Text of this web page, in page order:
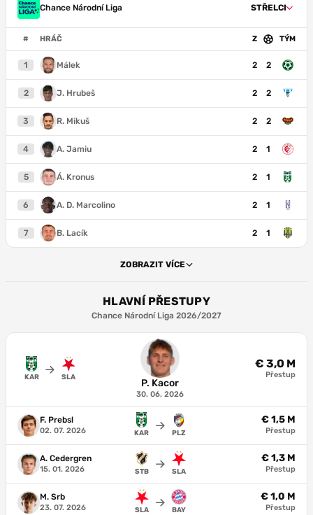
Chance Národní Liga STŘELCI
# HRÁČ Z TÝM
1 Málek 2 2
2 J. Hrubeš 2 2
3 R. Mikuš 2 2
4 A. Jamiu 2 1
5 Á. Kronus 2 1
6 A. D. Marcolino 2 1
7 B. Lacík 2 1
ZOBRAZIT VÍCE
HLAVNÍ PŘESTUPY
Chance Národní Liga 2026/2027
KAR SLA P. Kacor
30. 06. 2026
€ 3,0 M
Přestup
F. Prebsl
02. 07. 2026 KAR PLZ
€ 1,5 M
Přestup
A. Cedergren
15. 01. 2026 STB SLA
€ 1,3 M
Přestup
M. Srb
23. 07. 2026 SLA BAY
€ 1,0 M
Přestup